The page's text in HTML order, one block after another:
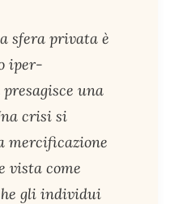
sfera privata è
iper-
una
crisi si
mercificazione
vista come
gli individui